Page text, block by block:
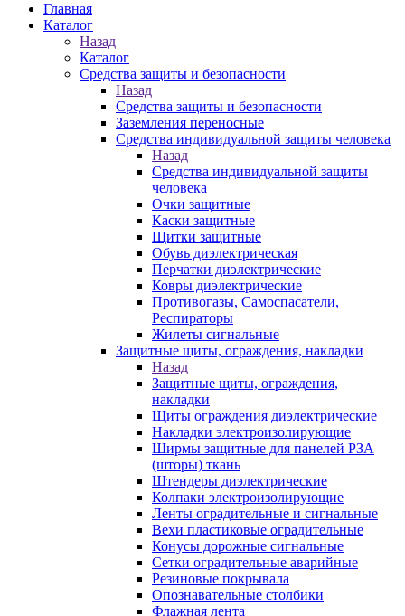
Главная
Каталог
Назад
Каталог
Средства защиты и безопасности
Назад
Средства защиты и безопасности
Заземления переносные
Средства индивидуальной защиты человека
Назад
Средства индивидуальной защиты
человека
Очки защитные
Каски защитные
Щитки защитные
Обувь диэлектрическая
Перчатки диэлектрические
Ковры диэлектрические
Противогазы, Самоспасатели,
Респираторы
Жилеты сигнальные
Защитные щиты, ограждения, накладки
Назад
Защитные щиты, ограждения,
накладки
Щиты ограждения диэлектрические
Накладки электроизолирующие
Ширмы защитные для панелей РЗА
(шторы) ткань
Штендеры диэлектрические
Колпаки электроизолирующие
Ленты оградительные и сигнальные
Вехи пластиковые оградительные
Конусы дорожные сигнальные
Сетки оградительные аварийные
Резиновые покрывала
Опознавательные столбики
Флажная лента